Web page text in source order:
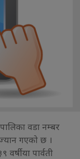
वडा नम्बर
गएको छ ।
वर्षीया पार्वती